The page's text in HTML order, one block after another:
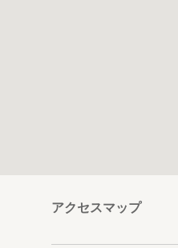
アクセスマップ